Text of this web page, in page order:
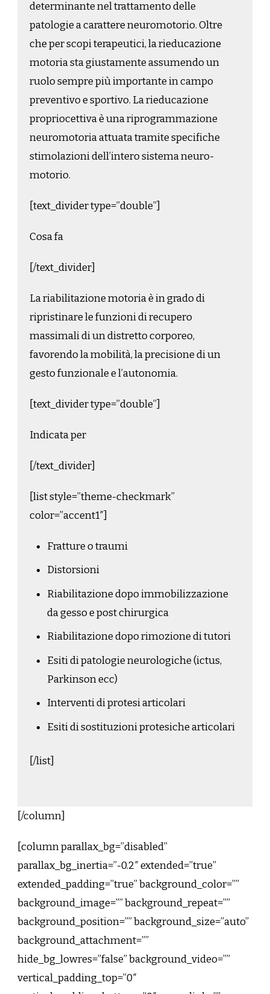
determinante nel trattamento delle
patologie a carattere neuromotorio. Oltre
che per scopi terapeutici, la rieducazione
motoria sta giustamente assumendo un
ruolo sempre più importante in campo
preventivo e sportivo. La rieducazione
propriocettiva è una riprogrammazione
neuromotoria attuata tramite specifiche
stimolazioni dell’intero sistema neuro-
motorio.
[text_divider type=”double”]
Cosa fa
[/text_divider]
La riabilitazione motoria è in grado di
ripristinare le funzioni di recupero
massimali di un distretto corporeo,
favorendo la mobilità, la precisione di un
gesto funzionale e l’autonomia.
[text_divider type=”double”]
Indicata per
[/text_divider]
[list style=”theme-checkmark”
color=”accent1″]
Fratture o traumi
Distorsioni
Riabilitazione dopo immobilizzazione
da gesso e post chirurgica
Riabilitazione dopo rimozione di tutori
Esiti di patologie neurologiche (ictus,
Parkinson ecc)
Interventi di protesi articolari
Esiti di sostituzioni protesiche articolari
[/list]
[/column]
[column parallax_bg=”disabled”
parallax_bg_inertia=”-0.2″ extended=”true”
extended_padding=”true” background_color=””
background_image=”” background_repeat=””
background_position=”” background_size=”auto”
background_attachment=””
hide_bg_lowres=”false” background_video=””
vertical_padding_top=”0″